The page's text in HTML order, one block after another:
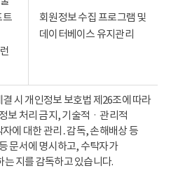
트
회원정보 수집 프로그램 및
데이터베이스 유지관리
시 개인정보 보호법 제26조에 따라
보 처리 금지, 기술적ㆍ관리적
에 대한 관리․감독, 손해배상 등
문서에 명시하고, 수탁자가
지를 감독하고 있습니다.